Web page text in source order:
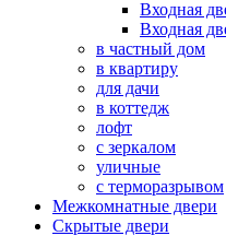
Входная
Входная
в частный дом
в квартиру
для дачи
в коттедж
лофт
с зеркалом
уличные
с терморазрывом
Межкомнатные двери
Скрытые двери